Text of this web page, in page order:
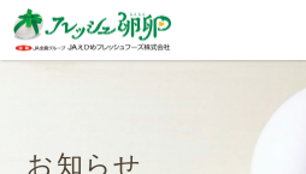
お知らせ